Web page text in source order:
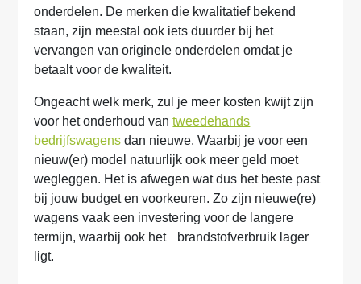
onderdelen. De merken die kwalitatief bekend
staan, zijn meestal ook iets duurder bij het
vervangen van originele onderdelen omdat je
betaalt voor de kwaliteit.
Ongeacht welk merk, zul je meer kosten kwijt zijn
voor het onderhoud vantweedehands
bedrijfswagens dan nieuwe. Waarbij je voor een
nieuw(er) model natuurlijk ook meer geld moet
wegleggen. Het is afwegen wat dus het beste past
bij jouw budget en voorkeuren. Zo zijn nieuwe(re)
wagens vaak een investering voor de langere
termijn, waarbij ook het brandstofverbruik lager
ligt.